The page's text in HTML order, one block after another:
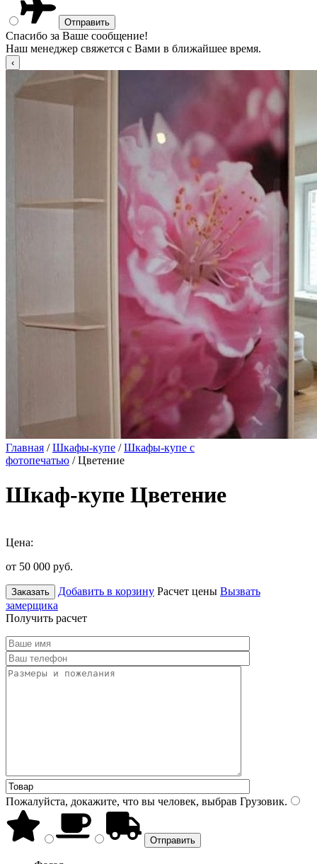
Спасибо за Ваше сообщение!
Наш менеджер свяжется с Вами в ближайшее время.
Главная /Шкафы-купе /Шкафы-купе с
фотопечатью / Цветение
Шкаф-купе Цветение
Цена:
от 50 000 руб.
Заказать Добавить в корзину Расчет цены Вызвать
замерщика
Получить расчет
Пожалуйста, докажите, что вы человек, выбрав Грузовик.